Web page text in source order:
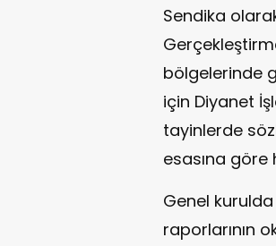
Sendika
bölgelerinde
için Diyanet
tayinlerde
esasına göre
Genel
raporlarının